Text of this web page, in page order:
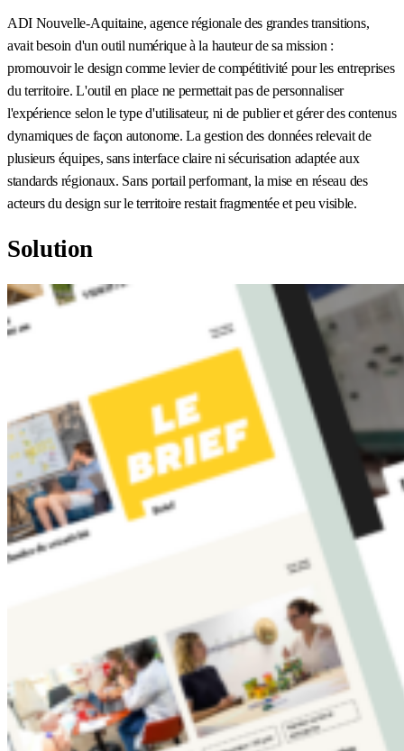
ADI Nouvelle-Aquitaine, agence régionale des grandes transitions,
avait besoin d'un outil numérique à la hauteur de sa mission :
promouvoir le design comme levier de compétitivité pour les entreprises
du territoire. L'outil en place ne permettait pas de personnaliser
l'expérience selon le type d'utilisateur, ni de publier et gérer des contenus
dynamiques de façon autonome. La gestion des données relevait de
plusieurs équipes, sans interface claire ni sécurisation adaptée aux
standards régionaux. Sans portail performant, la mise en réseau des
acteurs du design sur le territoire restait fragmentée et peu visible.
Solution